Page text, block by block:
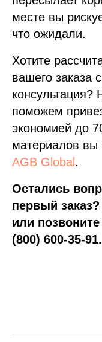
месте вы
что ожидали.
Хотите
вашего заказа
поможем
экономией до
материалов
AGB Global.
Остались
первый
или
(800) 600-35-91.